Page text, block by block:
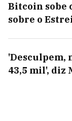
Bitcoin sobe
sobre o
'Desculpem,
43,5 mil', diz